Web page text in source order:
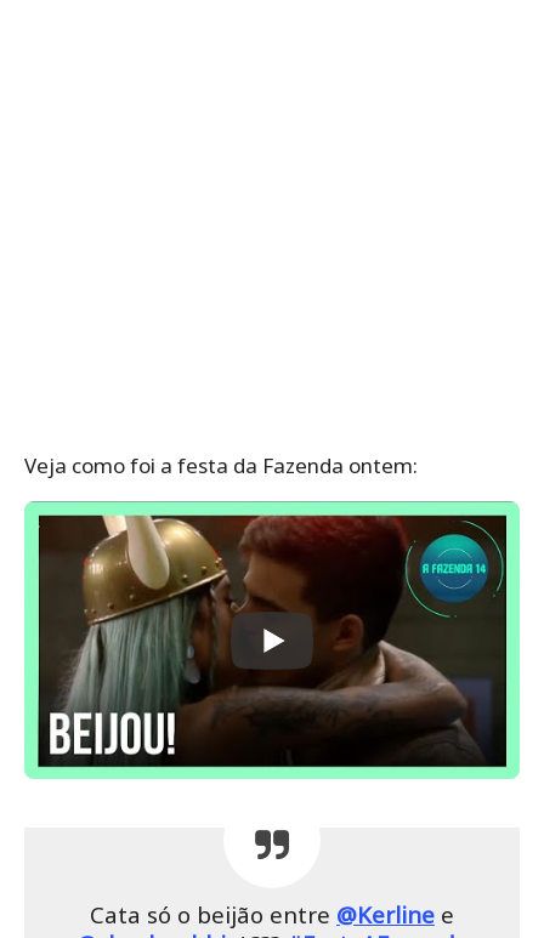
Veja como foi a festa da Fazenda ontem:
Cata só o beijão entre @Kerline e